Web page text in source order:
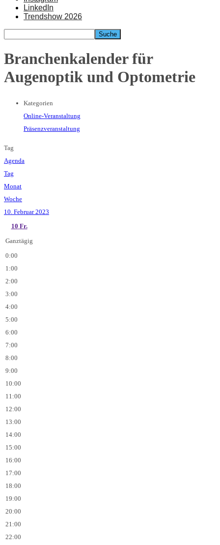
LinkedIn
Trendshow 2026
Branchenkalender für
Augenoptik und Optometrie
Kategorien
Online-Veranstaltung
Präsenzveranstaltung
Tag
Agenda
Tag
Monat
Woche
10. Februar 2023
10 Fr.
Ganztägig
0:00
1:00
2:00
3:00
4:00
5:00
6:00
7:00
8:00
9:00
10:00
11:00
12:00
13:00
14:00
15:00
16:00
17:00
18:00
19:00
20:00
21:00
22:00